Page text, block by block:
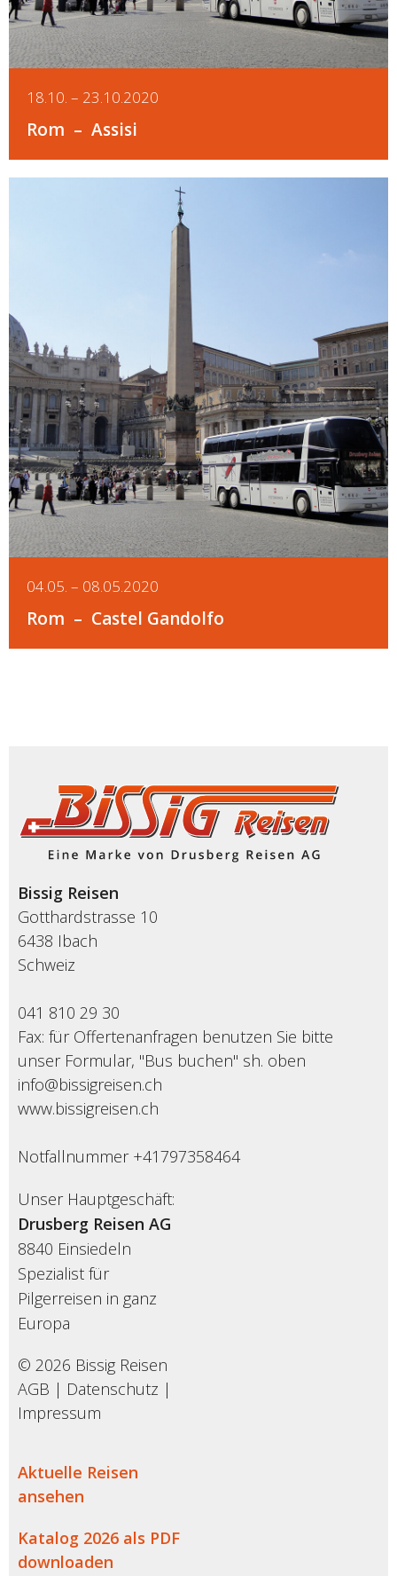
18.10. – 23.10.2020
Rom Assisi
04.05. – 08.05.2020
Rom Castel Gandolfo
Details
Bissig Reisen
Gotthardstrasse 10
6438 Ibach
Schweiz
041 810 29 30
Fax: für Offertenanfragen benutzen Sie bitte
unser Formular, "Bus buchen" sh. oben
info@bissigreisen.ch
www.bissigreisen.ch
Notfallnummer +41797358464
Unser Hauptgeschäft:
Drusberg Reisen AG
8840 Einsiedeln
Spezialist für
Pilgerreisen in ganz
Europa
© 2026 Bissig Reisen
AGB | Datenschutz |
Impressum
Aktuelle Reisen
ansehen
Katalog 2026 als PDF
downloaden